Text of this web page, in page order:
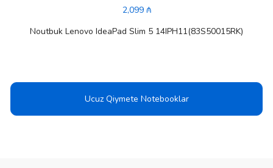
2,099 ₼
Noutbuk Lenovo IdeaPad Slim 5 14IPH11(83S50015RK)
Ucuz Qiymete Notebooklar